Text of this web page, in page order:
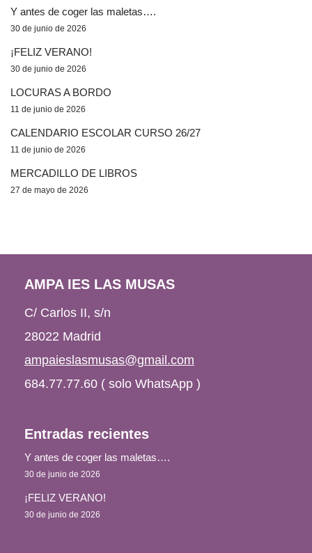
Y antes de coger las maletas….
30 de junio de 2026
¡FELIZ VERANO!
30 de junio de 2026
LOCURAS A BORDO
11 de junio de 2026
CALENDARIO ESCOLAR CURSO 26/27
11 de junio de 2026
MERCADILLO DE LIBROS
27 de mayo de 2026
AMPA IES LAS MUSAS
C/ Carlos II, s/n
28022 Madrid
ampaieslasmusas@gmail.com
684.77.77.60 ( solo WhatsApp )
Entradas recientes
Y antes de coger las maletas….
30 de junio de 2026
¡FELIZ VERANO!
30 de junio de 2026